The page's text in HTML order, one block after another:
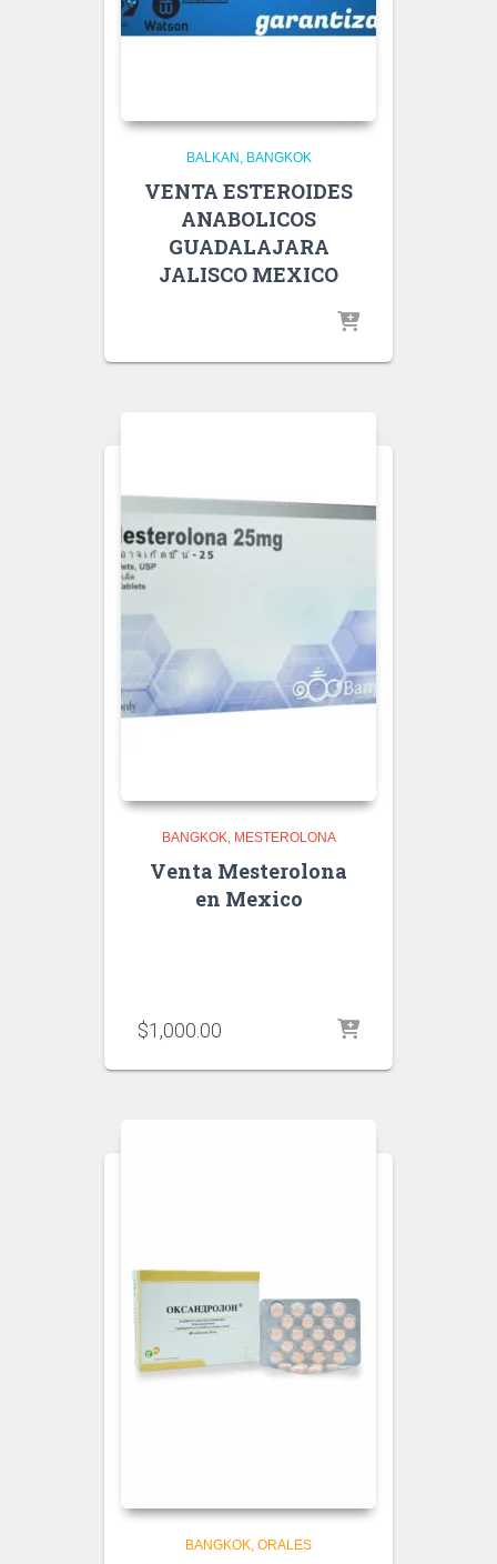
BALKAN BANGKOK
VENTA ESTEROIDES
ANABOLICOS
GUADALAJARA
JALISCO MEXICO
BANGKOK MESTEROLONA
Venta Mesterolona
en Mexico
$1,000.00
BANGKOK ORALES